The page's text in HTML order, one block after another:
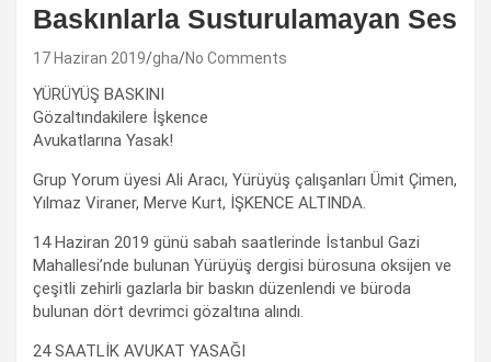
Baskınlarla Susturulamayan Ses
17 Haziran 2019 gha No Comments
YÜRÜYÜŞ BASKINI
Gözaltındakilere İşkence
Avukatlarına Yasak!
Grup Yorum üyesi Ali Aracı, Yürüyüş çalışanları Ümit Çimen,
Yılmaz Viraner, Merve Kurt, İŞKENCE ALTINDA.
14 Haziran 2019 günü sabah saatlerinde İstanbul Gazi
Mahallesi’nde bulunan Yürüyüş dergisi bürosuna oksijen ve
çeşitli zehirli gazlarla bir baskın düzenlendi ve büroda
bulunan dört devrimci gözaltına alındı.
24 SAATLİK AVUKAT YASAĞI